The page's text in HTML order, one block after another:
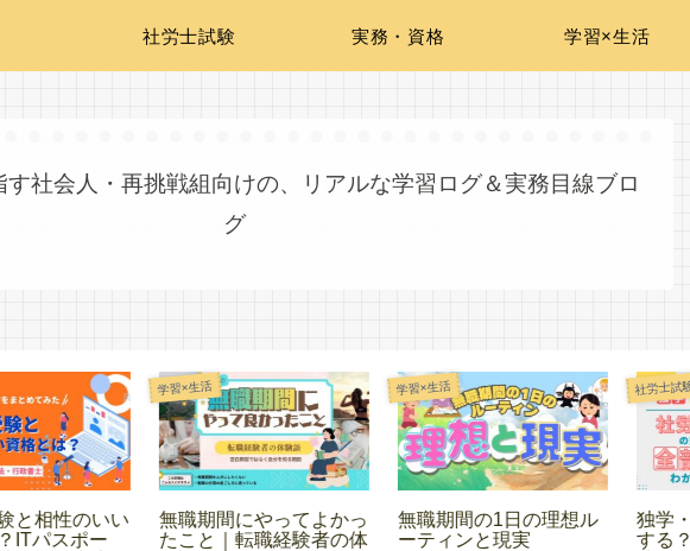
社労士試験 実務・資格 学習×生活
社会人・再挑戦組向けの、リアルな学習ログ＆実務目線ブロ
グ
無職期間の1日の理想ル
ーティンと現実
社労士試験
独学・通学・通信どれに
する？社労士試験の勉強
社労士試験
社労士試験｜社会人が一
番つまずいた勉強習慣と